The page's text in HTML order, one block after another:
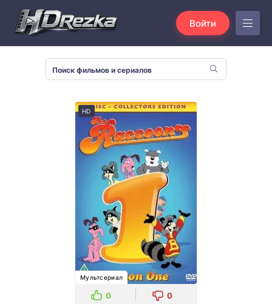
Войти
HD
Мультсериал
0 0